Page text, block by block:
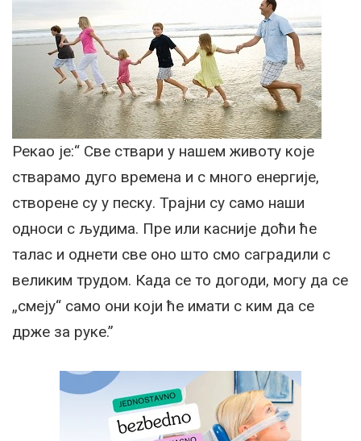
Рекао је:“ Све ствари у нашем животу које
стварамо дуго времена и с много енергије,
створене су у песку. Трајни су само наши
односи с људима. Пре или касније доћи ће
талас и однети све оно што смо саградили с
великим трудом. Када се то догоди, могу да се
„смеју“ само они који ће имати с ким да се
држе за руке.”